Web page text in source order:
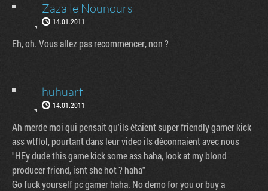
Zaza le Nounours
14.01.2011
Eh, oh. Vous allez pas recommencer, non ?
huhuarf
14.01.2011
Ah merde moi qui pensait qu'ils étaient super friendly gamer kick
ass wtflol, pourtant dans leur video ils déconnaient avec nous
"HEy dude this game kick some ass haha, look at my blond
producer friend, isnt she hot ? haha"
Go fuck yourself pc gamer haha. No demo for you or buy a